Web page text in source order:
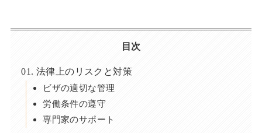
目次
法律上のリスクと対策
ビザの適切な管理
労働条件の遵守
専門家のサポート